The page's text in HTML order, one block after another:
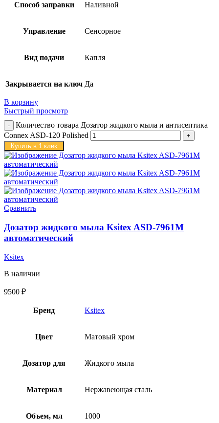
Способ заправки Наливной
Управление Сенсорное
Вид подачи Капля
Закрывается на ключ Да
В корзину
Быстрый просмотр
Количество товара Дозатор жидкого мыла и антисептика
Connex ASD-120 Polished
Купить в 1 клик
Сравнить
Дозатор жидкого мыла Ksitex ASD-7961M
автоматический
Ksitex
В наличии
9500 ₽
Бренд Ksitex
Цвет Матовый хром
Дозатор для Жидкого мыла
Материал Нержавеющая сталь
Объем, мл 1000